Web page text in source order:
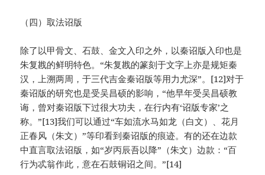
（四）取法诏版
除了以甲骨文、石鼓、金文入印之外，以秦诏版入印也是
朱复戡的鲜明特色。“朱复戡的篆刻于文字上亦是规矩秦
汉，上溯两周，于三代吉金秦诏版等用力尤深”。[12]对于
秦诏版的研究也是受吴昌硕的影响，“他早年受吴昌硕教
诲，曾对秦诏版下过很大功夫，在行内有‘诏版专家’之
称。”[13]我们可以通过“车如流水马如龙（白文）、花月
正春风（朱文）”等印看到秦诏版的痕迹。有的还在边款
中直言取法诏版，如“岁丙辰吾以降”（朱文）边款：“百
行为忒翁作此，意在石鼓铜诏之间。”[14]